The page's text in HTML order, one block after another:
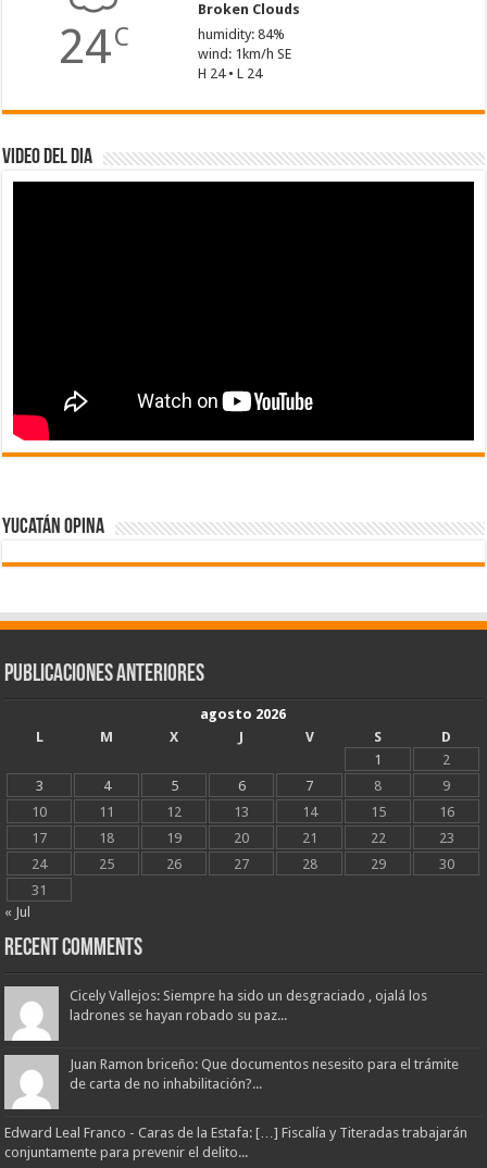
24C
Broken Clouds
humidity: 84%
wind: 1km/h SE
H 24 • L 24
Video del dia
Yucatán Opina
Publicaciones Anteriores
agosto 2026
L
M X J V S
D
1
2
3
4 5 6 7 8
9
10
11 12 13 14 15
16
17
18 19 20 21 22
23
24
25 26 27 28 29
30
31
« Jul
Recent Comments
Cicely Vallejos: Siempre ha sido un desgraciado , ojalá los
ladrones se hayan robado su paz...
Juan Ramon briceño: Que documentos nesesito para el trámite
de carta de no inhabilitación?...
Edward Leal Franco - Caras de la Estafa: […] Fiscalía y Titeradas trabajarán
conjuntamente para prevenir el delito...